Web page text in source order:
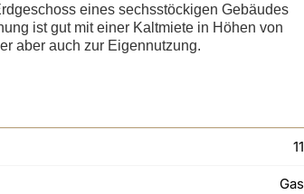
eines sechsstöckigen Gebäudes
ist gut mit einer Kaltmiete in Höhen von
aber auch zur Eigennutzung.
11
Gas